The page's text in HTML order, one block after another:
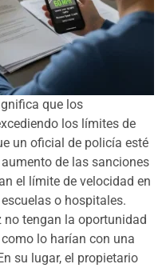
que los
los límites de
un oficial de policía esté
de las sanciones
el límite de velocidad en
o hospitales.
no tengan la oportunidad
lo harían con una
su lugar, el propietario